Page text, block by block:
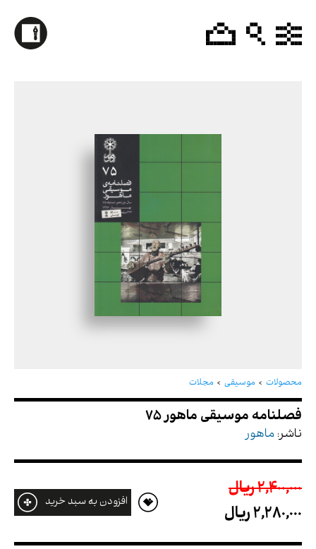
محصولات موسیقی مجلات
فصلنامه موسیقی ماهور 75
ناشر: ماهور
2,400,000 ريال
2,280,000 ريال
افزودن به سبد خرید